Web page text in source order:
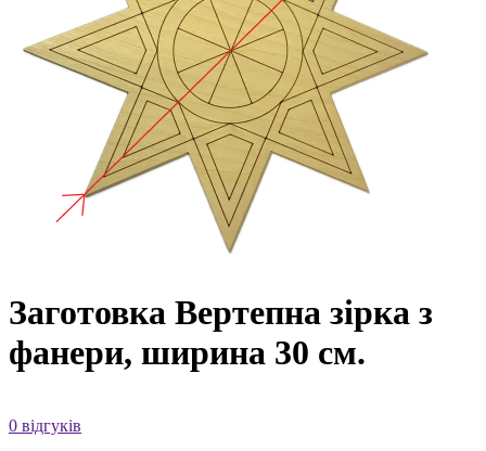
Заготовка Вертепна зірка з
фанери, ширина 30 см.
0 відгуків